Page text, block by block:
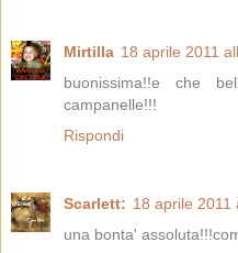
Mirtilla 18 aprile 2011
buonissima!!e che
campanelle!!!
Rispondi
Scarlett: 18 aprile 2011
una bonta'